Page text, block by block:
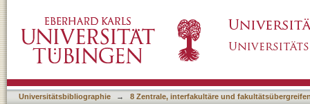
Universitätsbibliographie → 8 Zentrale, interfakultäre und